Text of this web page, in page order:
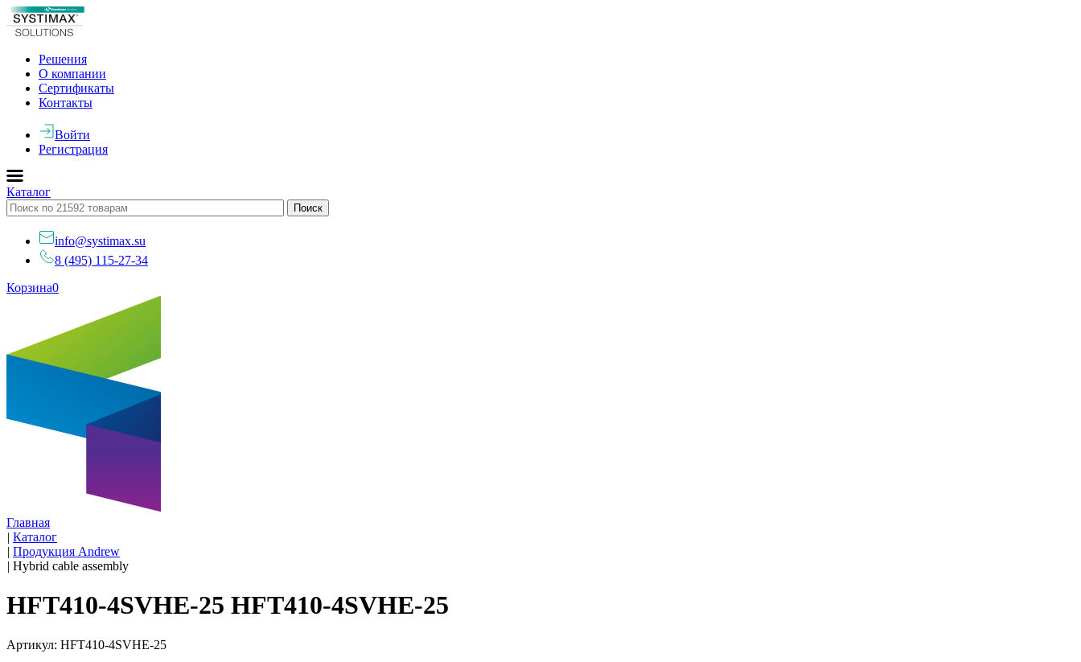
Решения
О компании
Сертификаты
Контакты
Войти
Регистрация
Каталог
info@systimax.su
8 (495) 115-27-34
Корзина0
Главная
| Каталог
| Продукция Andrew
| Hybrid cable assembly
HFT410-4SVHE-25 HFT410-4SVHE-25
Артикул: HFT410-4SVHE-25